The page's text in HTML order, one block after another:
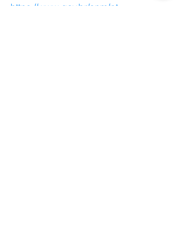
https://www.gov.br/anm/pt-